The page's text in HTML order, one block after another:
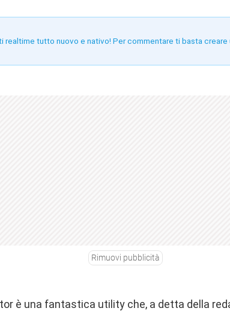
realtime tutto nuovo e nativo! Per commentare ti basta
Rimuovi pubblicità
è una fantastica utility che, a detta della